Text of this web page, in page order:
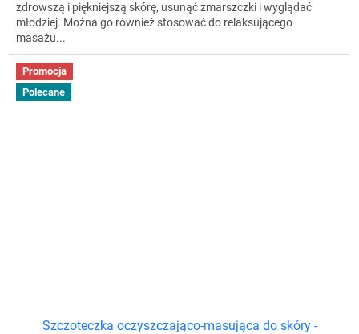
zdrowszą i piękniejszą skórę, usunąć zmarszczki i wyglądać
młodziej. Można go również stosować do relaksującego
masażu...
Promocja
Polecane
Szczoteczka oczyszczająco-masująca do skóry -